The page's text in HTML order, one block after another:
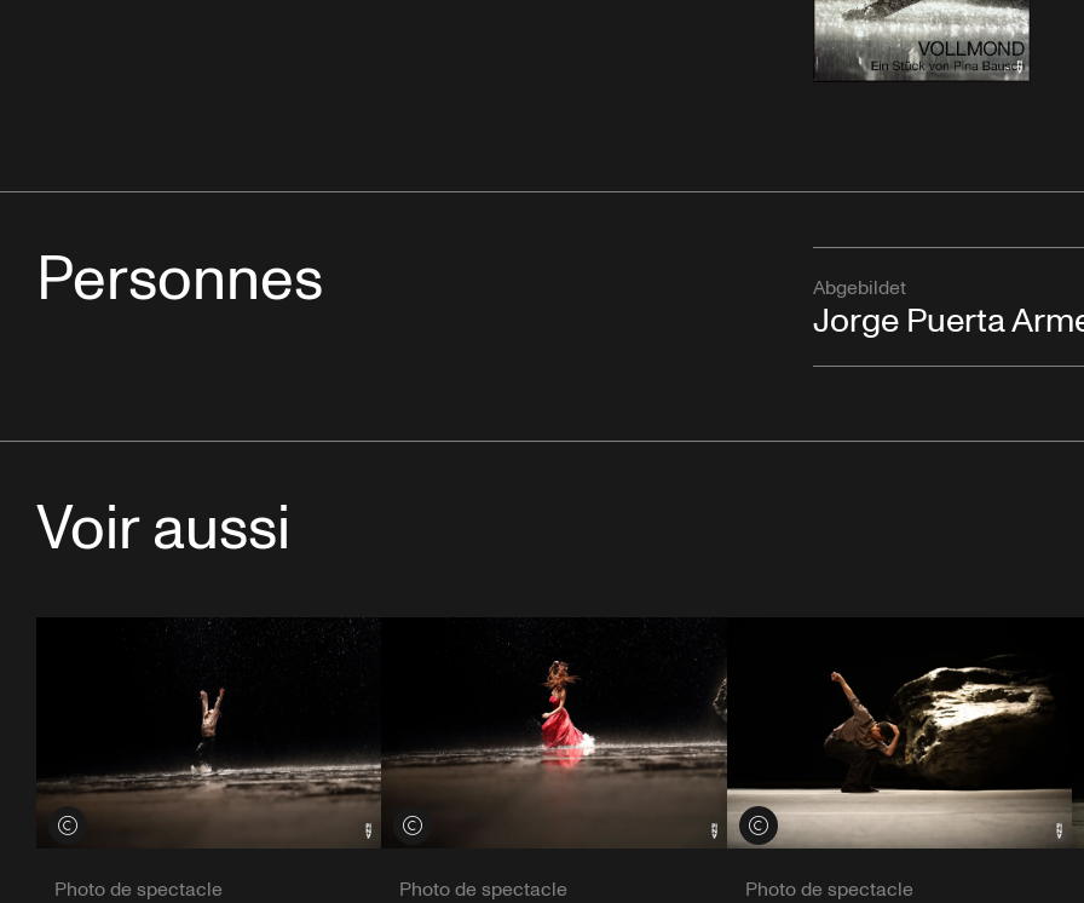
Personnes Abgebildet
Jorge Puerta
Voir aussi
Voir les crédits
Photo de spectacle
Voir les crédits
Photo de spectacle
Voir les crédits
Photo de spectacle